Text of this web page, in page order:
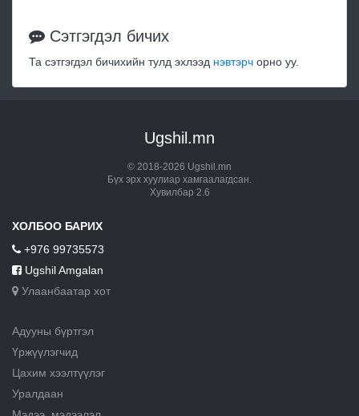
Сэтгэгдэл бичих
Та сэтгэгдэл бичихийн тулд эхлээд нэвтэрч орно уу.
Ugshil.mn
© 2018-2026 Ugshil.mn
Бүх эрх хуулиар хамгаалагдсан.
Хувилбар 2.6
ХОЛБОО БАРИХ
+976 99735573
Ugshil Amgalan
Улаанбаатар хот
Адууны бүртгэл
Үржүүлэгчид
Цахим хээлтүүлэг
Уралдаан